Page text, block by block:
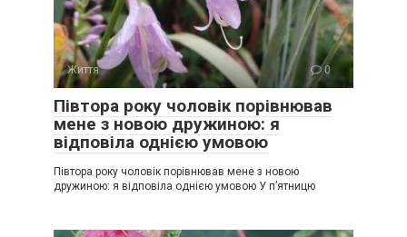
Життя 0
Півтора року чоловік порівнював
мене з новою дружиною: я
відповіла однією умовою
Півтора року чоловік порівнював мене з новою
дружиною: я відповіла однією умовою У п’ятницю